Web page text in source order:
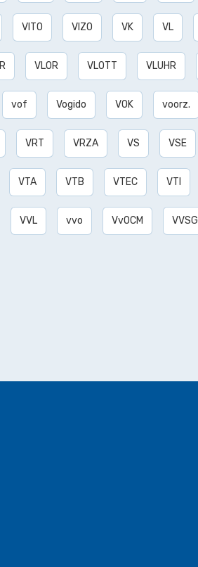
VITO VIZO VK VL
VLOR VLOTT VLUHR
vof Vogido VOK voorz.
VRT VRZA VS VSE
VTA VTB VTEC VTI
VVL vvo VvOCM VVSG